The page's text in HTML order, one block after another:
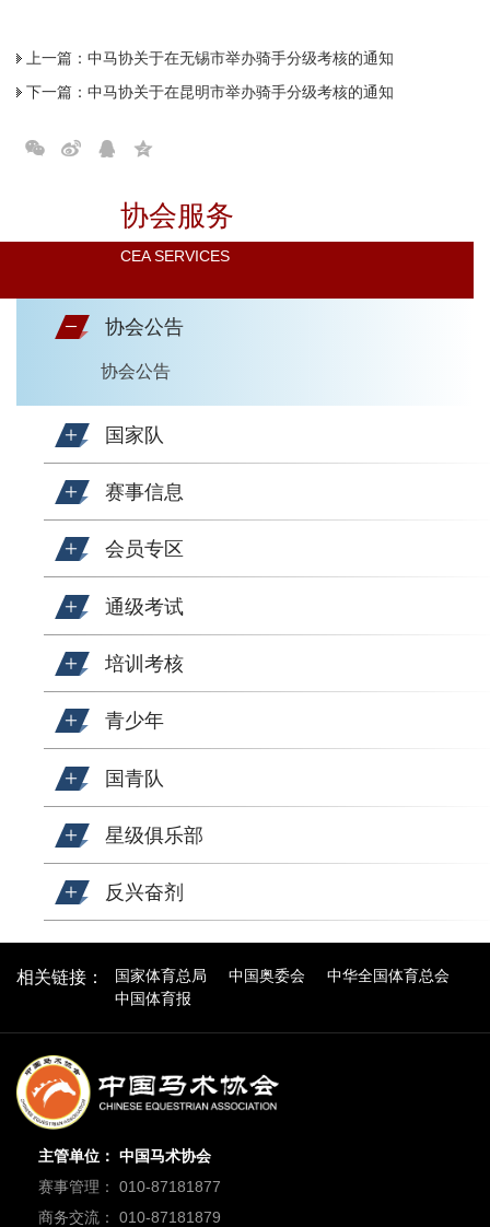
协会服务
CEA SERVICES
协会公告
协会公告
国家队
赛事信息
会员专区
通级考试
培训考核
青少年
国青队
星级俱乐部
反兴奋剂
上一篇： 中马协关于在无锡市举办骑手分级考核的通知
下一篇： 中马协关于在昆明市举办骑手分级考核的通知
相关链接： 国家体育总局 中国奥委会
中华全国体育总会
中国体育报
主管单位： 中国马术协会
赛事管理： 010-87181877
商务交流： 010-87181879